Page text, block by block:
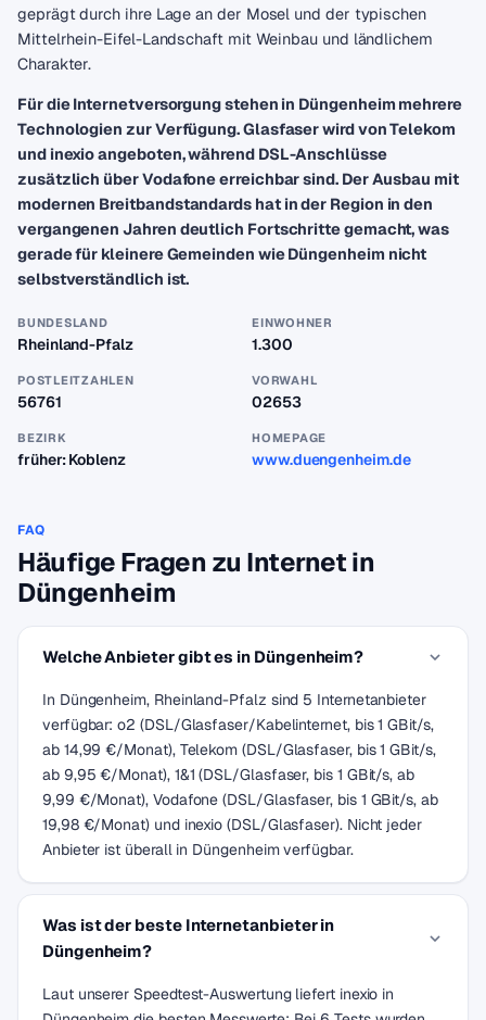
geprägt durch ihre Lage an der Mosel und der typischen
Mittelrhein-Eifel-Landschaft mit Weinbau und ländlichem
Charakter.
Für die Internetversorgung stehen in Düngenheim mehrere
Technologien zur Verfügung. Glasfaser wird von Telekom
und inexio angeboten, während DSL-Anschlüsse
zusätzlich über Vodafone erreichbar sind. Der Ausbau mit
modernen Breitbandstandards hat in der Region in den
vergangenen Jahren deutlich Fortschritte gemacht, was
gerade für kleinere Gemeinden wie Düngenheim nicht
selbstverständlich ist.
BUNDESLAND
Rheinland-Pfalz
EINWOHNER
1.300
POSTLEITZAHLEN
56761
VORWAHL
02653
BEZIRK
früher: Koblenz
HOMEPAGE
www.duengenheim.de
FAQ
Häufige Fragen zu Internet in
Düngenheim
Welche Anbieter gibt es in Düngenheim?
In Düngenheim, Rheinland-Pfalz sind 5 Internetanbieter
verfügbar: o2 (DSL/Glasfaser/Kabelinternet, bis 1 GBit/s,
ab 14,99 €/Monat), Telekom (DSL/Glasfaser, bis 1 GBit/s,
ab 9,95 €/Monat), 1&1 (DSL/Glasfaser, bis 1 GBit/s, ab
9,99 €/Monat), Vodafone (DSL/Glasfaser, bis 1 GBit/s, ab
19,98 €/Monat) und inexio (DSL/Glasfaser). Nicht jeder
Anbieter ist überall in Düngenheim verfügbar.
Was ist der beste Internetanbieter in
Düngenheim?
Laut unserer Speedtest-Auswertung liefert inexio in